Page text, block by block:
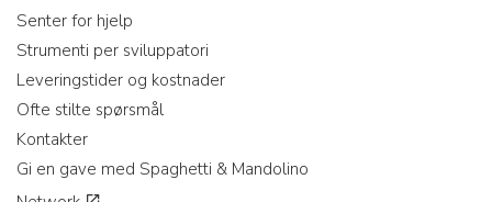
Senter for hjelp
Strumenti per sviluppatori
Leveringstider og kostnader
Ofte stilte spørsmål
Kontakter
Gi en gave med Spaghetti & Mandolino